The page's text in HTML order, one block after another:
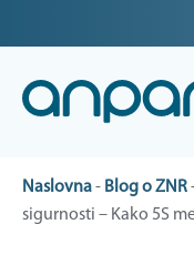
Naslovna- Blog o ZNR
sigurnosti – Kako 5S